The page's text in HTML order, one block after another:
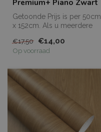
Getoonde Prijs is per 50cm
x 152cm. Als u meerdere
de...
€17,50 €14,00
Op voorraad